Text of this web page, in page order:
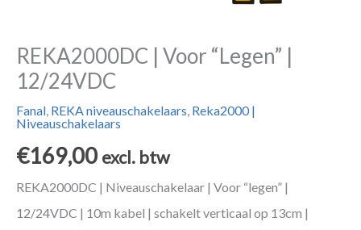
REKA2000DC | Voor “Legen” |
12/24VDC
Fanal, REKA niveauschakelaars, Reka2000 |
Niveauschakelaars
€169,00 excl. btw
REKA2000DC | Niveauschakelaar | Voor “legen” |
12/24VDC | 10m kabel | schakelt verticaal op 13cm |